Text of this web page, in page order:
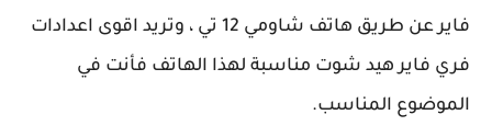
فاير عن طريق هاتف شاومي 12 تي ، وتريد اقوى اعدادات
هيد شوت مناسبة لهذا الهاتف فأنت في
المناسب.